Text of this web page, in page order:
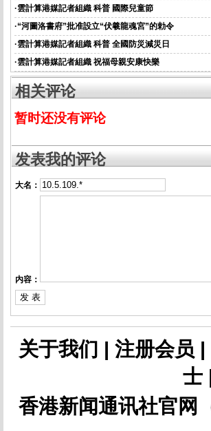
·雲計算港媒記者組織 科普 國際兒童節
·“河圖洛書府”批准設立“伏羲龍魂宮”的勅令
·雲計算港媒記者組織 科普 全國防災減災日
·雲計算港媒記者組織 祝福母親安康快樂
相关评论
暂时还没有评论
发表我的评论
大名：
内容：
关于我们 | 注册会员 |
士
香港新闻通讯社官网